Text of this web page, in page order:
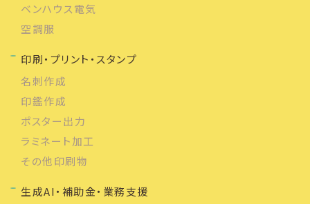
ベンハウス電気
空調服
印刷・プリント・スタンプ
名刺作成
印鑑作成
ポスター出力
ラミネート加工
その他印刷物
生成AI・補助金・業務支援